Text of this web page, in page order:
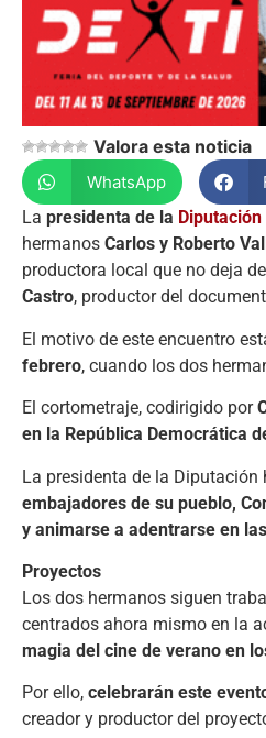
Valora esta noticia
WhatsApp
La presidenta de la
hermanos Carlos y Roberto
productora local que no deja
Castro, productor del
El motivo de este encuentro
febrero, cuando los dos
El cortometraje, codirigido por
en la República Democrática
La presidenta de la Diputación
embajadores de su pueblo,
y animarse a adentrarse en
Proyectos
Los dos hermanos siguen
centrados ahora mismo en la
magia del cine de verano en
Por ello, celebrarán este
creador y productor del